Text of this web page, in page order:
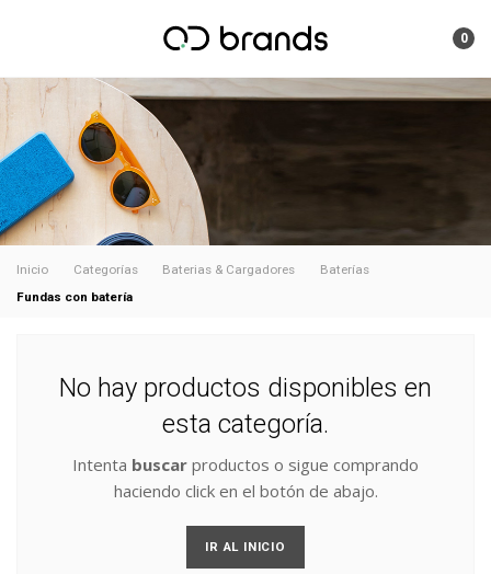
0
Inicio Categorías Baterias & Cargadores
Baterías
Fundas con batería
No hay productos disponibles en
esta categoría.
Intenta buscar productos o sigue comprando
haciendo click en el botón de abajo.
IR AL INICIO